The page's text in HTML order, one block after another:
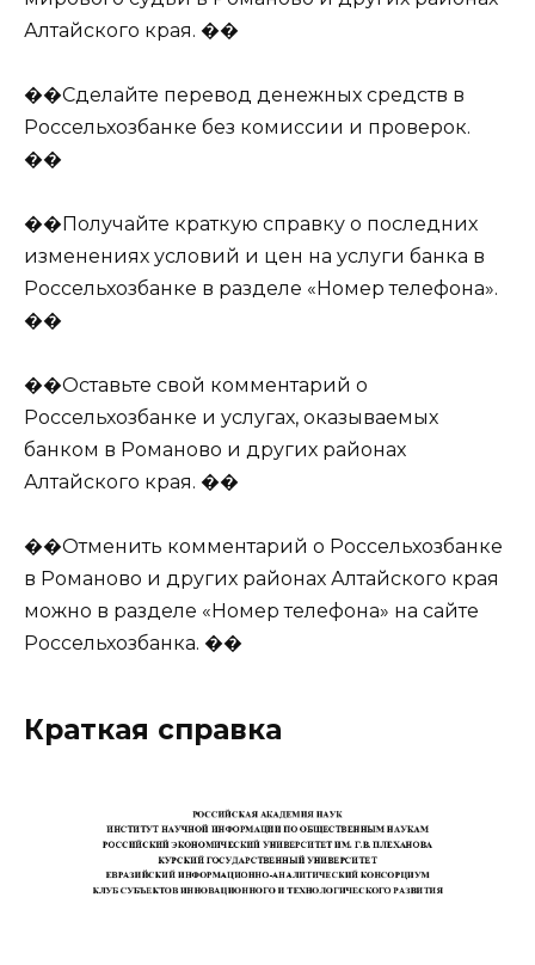
Алтайского края. ��
��Сделайте перевод денежных средств в
Россельхозбанке без комиссии и проверок.
��
��Получайте краткую справку о последних
изменениях условий и цен на услуги банка в
Россельхозбанке в разделе «Номер телефона».
��
��Оставьте свой комментарий о
Россельхозбанке и услугах, оказываемых
банком в Романово и других районах
Алтайского края. ��
��Отменить комментарий о Россельхозбанке
в Романово и других районах Алтайского края
можно в разделе «Номер телефона» на сайте
Россельхозбанка. ��
Краткая справка